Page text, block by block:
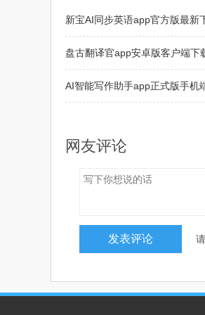
新宝AI同步英语app官方版最新
盘古翻译官app安卓版客户端下
AI智能写作助手app正式版手机
网友评论